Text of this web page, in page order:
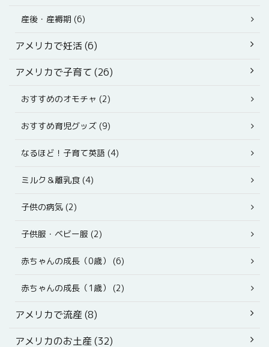
産後・産褥期 (6)
アメリカで妊活 (6)
アメリカで子育て (26)
おすすめのオモチャ (2)
おすすめ育児グッズ (9)
なるほど！子育て英語 (4)
ミルク＆離乳食 (4)
子供の病気 (2)
子供服・ベビー服 (2)
赤ちゃんの成長（0歳） (6)
赤ちゃんの成長（1歳） (2)
アメリカで流産 (8)
アメリカのお土産 (32)